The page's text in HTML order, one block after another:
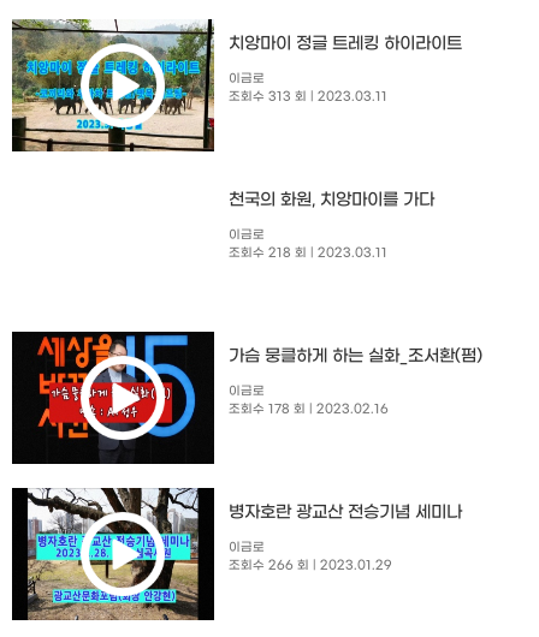
치앙마이 정글 트레킹 하이라이트
이금로
조회수 313 회
| 2023.03.11
천국의 화원, 치앙마이를 가다
이금로
조회수 218 회
| 2023.03.11
가슴 뭉클하게 하는 실화_조서환(펌)
이금로
조회수 178 회
| 2023.02.16
병자호란 광교산 전승기념 세미나
이금로
조회수 266 회
| 2023.01.29